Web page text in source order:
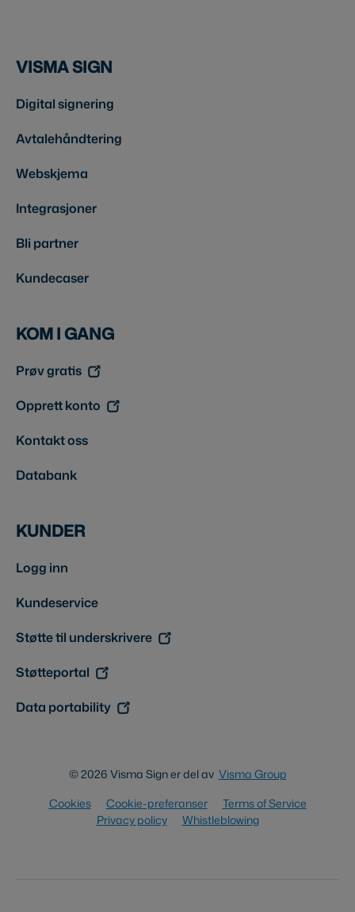
VISMA SIGN
Digital signering
Avtalehåndtering
Webskjema
Integrasjoner
Bli partner
Kundecaser
KOM I GANG
Prøv gratis
Opprett konto
Kontakt oss
Databank
KUNDER
Logg inn
Kundeservice
Støtte til underskrivere
Støtteportal
Data portability
© 2026 Visma Sign er del av Visma Group
Cookies
Cookie-preferanser
Terms of Service
Privacy policy
Whistleblowing